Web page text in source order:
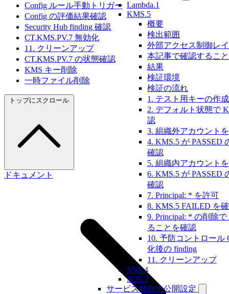
Lambda.1
KMS.5
概要
検出範囲
外部アクセス制御レ
本記事で確認すること
結果
検証環境
検証の流れ
1. テスト用キーの作成
2. デフォルト状態で
認
3. 組織外アカウント
4. KMS.5 が PASSED
確認
5. 組織内アカウント
6. KMS.5 が PASSED
確認
7. Principal: * を許可
8. KMS.5 FAILED を
9. Principal: * の削除
ることを確認
10. 予防コントロール
化後の finding
11. クリーンアップ
SNS.4
SQS.3
サービス独自の公開設定
Config ルール手動トリガー
Config の評価結果確認
Security Hub finding 確認
CT.KMS.PV.7 無効化
11. クリーンアップ
CT.KMS.PV.7 の状態確認
KMS キー削除
一時ファイル削除
トップにスクロール
ドキュメント